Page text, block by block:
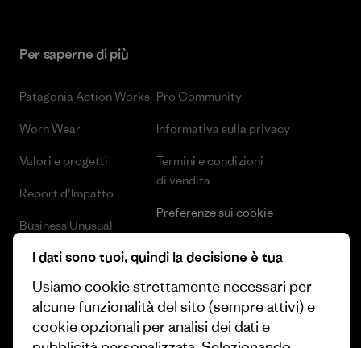
Per saperne di più
Patagonia Action Works
Worn Wear
Valori e progetti
Report d’Impatto
Business Unusual
Obiettivi climatici
1% For The Planet
Come finanziamo
Pro Community
Informativa sulla privacy
Termini e condizioni
di vendita
Preferenze sui cookie
Industry program
Programma di affiliazione
I dati sono tuoi, quindi la decisione è tua
Usiamo cookie strettamente necessari per
alcune funzionalità del sito (sempre attivi) e
cookie opzionali per analisi dei dati e